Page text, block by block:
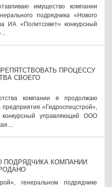
имущество компании
подрядчика «Нового
ИА «Политсовет» конкурсный
ПРОЦЕССУ
СВОЕГО
компании я продолжаю
«Гидроспецстрой»,
управляющий ООО
ПОДРЯДЧИКА КОМПАНИИ
генеральном подрядчике